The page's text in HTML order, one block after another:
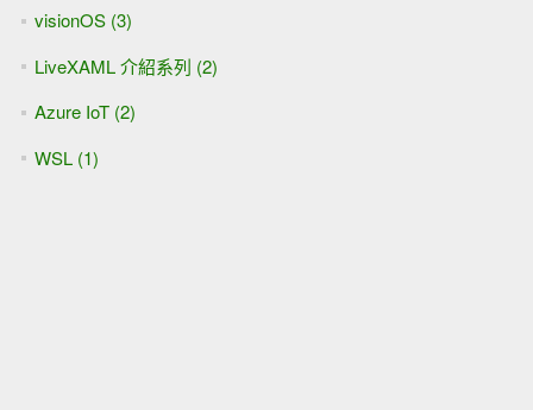
visionOS (3)
LiveXAML 介紹系列 (2)
Azure IoT (2)
WSL (1)